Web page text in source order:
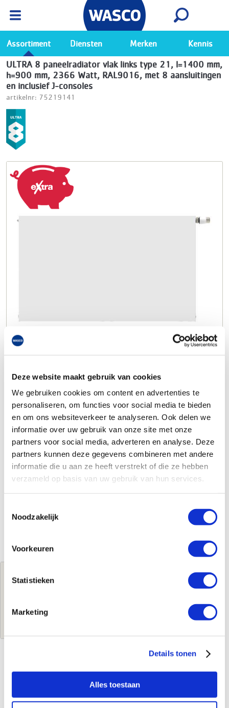
Deze website maakt gebruik van cookies
We gebruiken cookies om content en advertenties te
personaliseren, om functies voor social media te bieden
en om ons websiteverkeer te analyseren. Ook delen we
informatie over uw gebruik van onze site met onze
partners voor social media, adverteren en analyse. Deze
partners kunnen deze gegevens combineren met andere
informatie die u aan ze heeft verstrekt of die ze hebben
verzameld op basis van uw gebruik van hun services.
Noodzakelijk
Voorkeuren
Statistieken
Marketing
Details tonen
Alles toestaan
Ga naar de Wasco app
Bekijk
Assortiment Diensten Merken Kennis
ULTRA 8 paneelradiator vlak links type 21, l=1400 mm,
h=900 mm, 2366 Watt, RAL9016, met 8 aansluitingen
en inclusief J-consoles
artikelnr: 75219141
Jouw brutoprijs
Log in voor jouw prijs
Kenmerken
EAN-Code
8719999021638